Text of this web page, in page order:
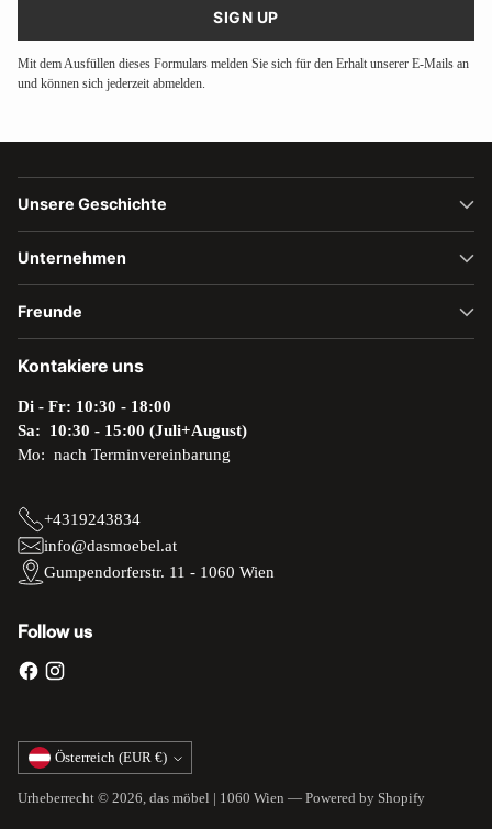
SIGN UP
Mit dem Ausfüllen dieses Formulars melden Sie sich für den Erhalt unserer E-Mails an
und können sich jederzeit abmelden.
Unsere Geschichte
Unternehmen
Freunde
Kontakiere uns
Di - Fr: 10:30 - 18:00
Sa: 10:30 - 15:00 (Juli+August)
Mo: nach Terminvereinbarung
+4319243834
info@dasmoebel.at
Gumpendorferstr. 11 - 1060 Wien
Follow us
Währung Österreich (EUR €)
Urheberrecht © 2026, das möbel | 1060 Wien — Powered by Shopify